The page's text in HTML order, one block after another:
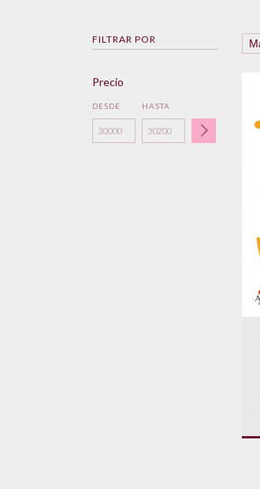
FILTRAR POR
Precio
DESDE HASTA